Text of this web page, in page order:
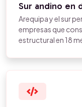
Sur andino en
Arequipa y el sur
empresas que
estructural en 18